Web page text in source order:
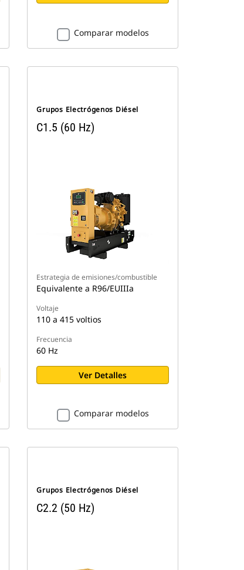
Comparar modelos
Grupos Electrógenos Diésel
C1.5 (60 Hz)
Estrategia de emisiones/combustible
Equivalente a R96/EUIIIa
Voltaje
110 a 415 voltios
Frecuencia
60 Hz
Ver Detalles
Comparar modelos
Grupos Electrógenos Diésel
C2.2 (50 Hz)